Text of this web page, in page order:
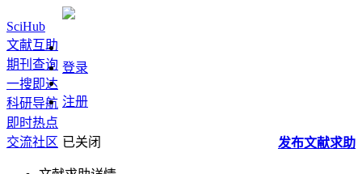
SciHub
文献互助
期刊查询
一搜即达
科研导航
即时热点
交流社区
登录
注册
发布文献求助
已关闭